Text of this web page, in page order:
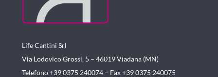
Life Cantini Srl
Via Lodovico Grossi, 5 – 46019Viadana (MN)
Telefono +39 0375 240074 – Fax +39 0375 240075